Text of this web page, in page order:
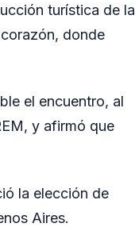
turística de la
donde
el encuentro, al
y afirmó que
la elección de
Aires.